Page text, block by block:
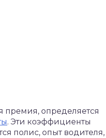
премия, определяется
. Эти коэффициенты
полис, опыт водителя,